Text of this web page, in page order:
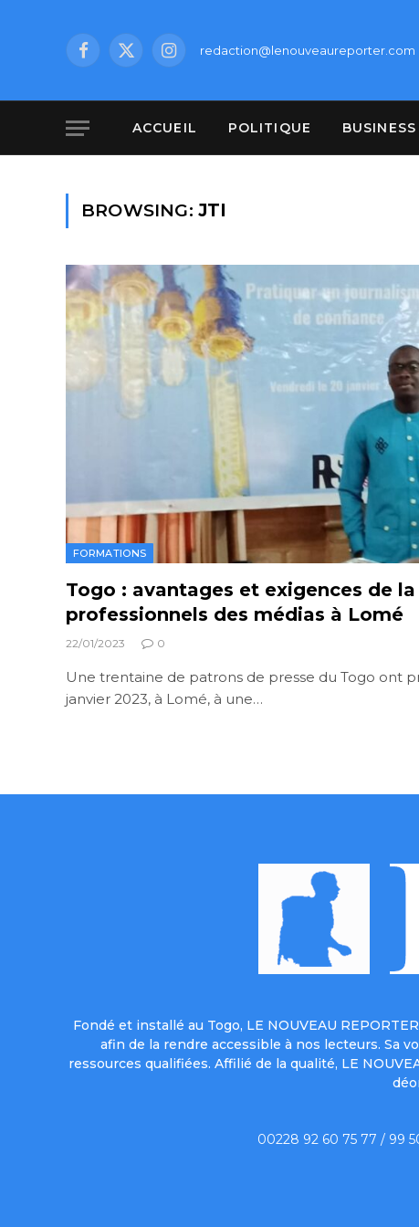
Facebook
X
Instagramredaction@lenouveaureporter.com
ACCUEIL POLITIQUE BUSINESS
BROWSING: JTI
FORMATIONS
Togo : avantages et exigences de
professionnels des médias à Lomé
22/01/2023 0
Une trentaine de patrons de presse du Togo ont
janvier 2023, à Lomé, à une…
Fondé et installé au Togo, LE NOUVEAU
afin de la rendre accessible à nos lecteurs. Sa
ressources qualifiées. Affilié de la qualité, LE
00228 92 60 75 77 / 99